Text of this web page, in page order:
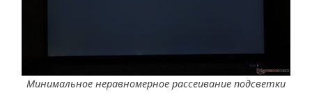
Минимальное неравномерное рассеивание подсветки